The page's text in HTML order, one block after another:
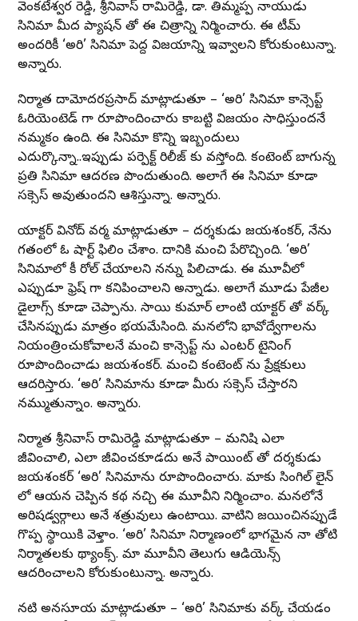
వెంకటేశ్వర రెడ్డి, శ్రీనివాస్ రామిరెడ్డి, డా. తిమ్మప్ప నాయుడు
సినిమా మీద ప్యాషన్ తో ఈ చిత్రాన్ని నిర్మించారు. ఈ టీమ్
అందరికీ ‘అరి’ సినిమా పెద్ద విజయాన్ని ఇవ్వాలని కోరుకుంటున్నా.
అన్నారు.
నిర్మాత దామోదరప్రసాద్ మాట్లాడుతూ – ‘అరి’ సినిమా కాన్సెప్ట్
ఓరియెంటెడ్ గా రూపొందించారు కాబట్టి విజయం సాధిస్తుందనే
నమ్మకం ఉంది. ఈ సినిమా కొన్ని ఇబ్బందులు
ఎదుర్కొన్నా..ఇప్పుడు పర్పెక్ట్ రిలీజ్ కు వస్తోంది. కంటెంట్ బాగున్న
ప్రతి సినిమా ఆదరణ పొందుతుంది. అలాగే ఈ సినిమా కూడా
సక్సెస్ అవుతుందని ఆశిస్తున్నా. అన్నారు.
యాక్టర్ వినోద్ వర్మ మాట్లాడుతూ – దర్శకుడు జయశంకర్, నేను
గతంలో ఓ షార్ట్ ఫిలిం చేశాం. దానికి మంచి పేరొచ్చింది. ‘అరి’
సినిమాలో కీ రోల్ చేయాలని నన్ను పిలిచాడు. ఈ మూవీలో
ఎప్పుడూ ఫ్రెష్ గా కనిపించాలని అన్నాడు. అలాగే మూడు పేజీల
డైలాగ్స్ కూడా చెప్పాను. సాయి కుమార్ లాంటి యాక్టర్ తో వర్క్
చేసినప్పుడు మాత్రం భయమేసింది. మనలోని భావోద్వేగాలను
నియంత్రించుకోవాలనే మంచి కాన్సెప్ట్ ను ఎంటర్ టైనింగ్
రూపొందించాడు జయశంకర్. మంచి కంటెంట్ ను ప్రేక్షకులు
ఆదరిస్తారు. ‘అరి’ సినిమాను కూడా మీరు సక్సెస్ చేస్తారని
నమ్ముతున్నాం. అన్నారు.
నిర్మాత శ్రీనివాస్ రామిరెడ్డి మాట్లాడుతూ – మనిషి ఎలా
జీవించాలి, ఎలా జీవించకూడదు అనే పాయింట్ తో దర్శకుడు
జయశంకర్ ‘అరి’ సినిమాను రూపొందించారు. మాకు సింగిల్ లైన్
లో ఆయన చెప్పిన కథ నచ్చి ఈ మూవీని నిర్మించాం. మనలోనే
అరిషడ్వర్గాలు అనే శత్రువులు ఉంటాయి. వాటిని జయించినప్పుడే
గొప్ప స్థాయికి వెళ్తాం. ‘అరి’ సినిమా నిర్మాణంలో భాగమైన నా తోటి
నిర్మాతలకు థ్యాంక్స్. మా మూవీని తెలుగు ఆడియెన్స్
ఆదరించాలని కోరుకుంటున్నా. అన్నారు.
నటి అనసూయ మాట్లాడుతూ – ‘అరి’ సినిమాకు వర్క్ చేయడం